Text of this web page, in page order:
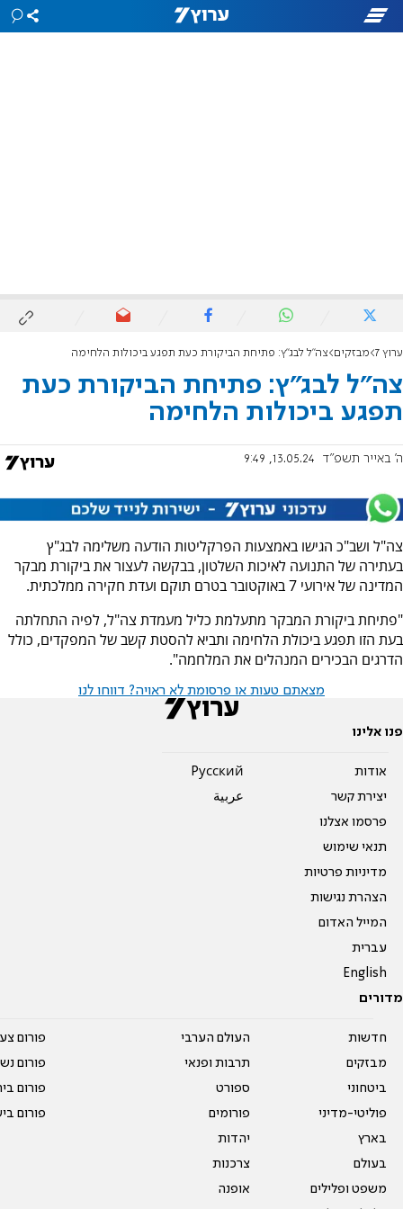
ערוץ 7 מבזקים צה"ל לבג"ץ: פתיחת הביקורת כעת תפגע ביכולות הלחימה
צה"ל לבג"ץ: פתיחת הביקורת כעת
תפגע ביכולות הלחימה
ה' באייר תשפ"ד 13.05.24, 9:49
צה"ל ושב"כ הגישו באמצעות הפרקליטות הודעה משלימה לבג"ץ
בעתירה של התנועה לאיכות השלטון, בבקשה לעצור את ביקורת מבקר
המדינה של אירועי 7 באוקטובר בטרם תוקם ועדת חקירה ממלכתית.
"פתיחת ביקורת המבקר מתעלמת כליל מעמדת צה"ל, לפיה התחלתה
בעת הזו תפגע ביכולת הלחימה ותביא להסטת קשב של המפקדים, כולל
הדרגים הבכירים המנהלים את המלחמה".
מצאתם טעות או פרסומת לא ראויה? דווחו לנו
פנו אלינו
אודות
יצירת קשר
פרסמו אצלנו
תנאי שימוש
מדיניות פרטיות
הצהרת נגישות
המייל האדום
עברית
English
Pусский
عربية
מדורים
חדשות
מבזקים
ביטחוני
פוליטי-מדיני
בארץ
בעולם
משפט ופלילים
העולם הערבי
תרבות ופנאי
ספורט
פורומים
יהדות
צרכנות
אופנה
פורום
פורום
פורום
פורום